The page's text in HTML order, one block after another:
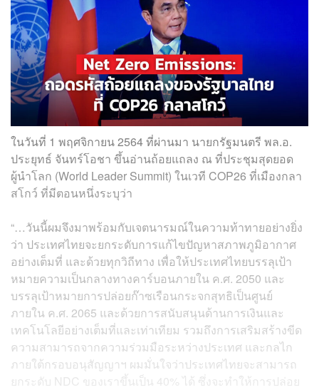
ในวันที่ 1 พฤศจิกายน 2564 ที่ผ่านมา นายกรัฐมนตรี พล.อ.
ประยุทธ์ จันทร์โอชา ขึ้นอ่านถ้อยแถลง ณ ที่ประชุมสุดยอด
ผู้นำโลก (World Leader Summit) ในเวที COP26 ที่เมืองกลา
สโกว์ ที่มีตอนหนึ่งระบุว่า
“…วันนี้ผมจึงมาพร้อมกับเจตนารมณ์ในความท้าทายอย่างยิ่ง
ว่า ประเทศไทยจะยกระดับการแก้ไขปัญหาสภาพภูมิอากาศ
อย่างเต็มที่ และด้วยทุกวิถีทาง เพื่อให้ประเทศไทยบรรลุเป้า
หมายความเป็นกลางทางคาร์บอนภายใน ค.ศ. 2050 และ
บรรลุเป้าหมายการปล่อยก๊าซเรือนกระจกสุทธิเป็นศูนย์
ภายใน ค.ศ. 2065 และด้วยการสนับสนุนด้านการเงินและ
เทคโนโลยีอย่างเต็มที่และเท่าเทียม รวมถึงการเสริมสร้างขีด
ความสามารถจากความร่วมมือระหว่างประเทศ และกลไก
ภายใต้กรอบอนุสัญญาฯ ผมมั่นใจว่าประเทศไทยจะสามารถ
ยกระดับ NDC ของเราขึ้นเป็น 40% ได้ ซึ่งจะทำให้การปล่อย